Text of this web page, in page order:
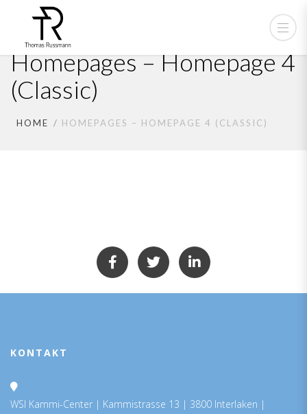
Homepages – Homepage 4
(Classic)
HOME HOMEPAGES – HOMEPAGE 4 (CLASSIC)
KONTAKT
WSI Kammi-Center | Kammistrasse 13 | 3800 Interlaken |